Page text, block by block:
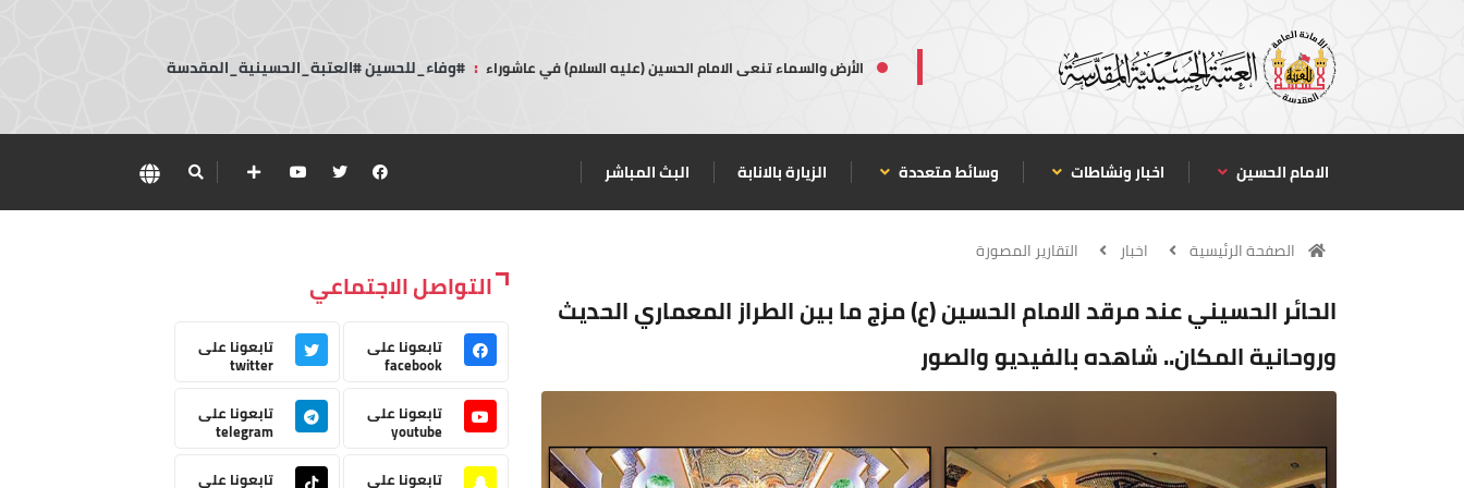
الأرض والسماء تنعى الامام الحسين (عليه السلام) في عاشوراء : #وفاء_للحسين #العتبة_الحسينية_المقدسة
الامام الحسين اخبار ونشاطات وسائط متعددة الزيارة بالانابة البث المباشر
الصفحة الرئيسية اخبار التقارير المصورة
الحائر الحسيني عند مرقد الامام الحسين (ع) مزج ما بين الطراز المعماري الحديث
وروحانية المكان.. شاهده بالفيديو والصور
التواصل الاجتماعي
تابعونا على
facebook
تابعونا على
twitter
تابعونا على
youtube
تابعونا على
telegram
تابعونا على
تابعونا على